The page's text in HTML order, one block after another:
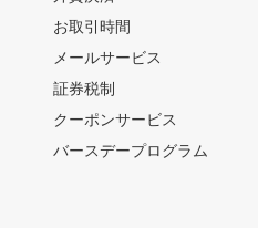
お取引時間
メールサービス
証券税制
クーポンサービス
バースデープログラム